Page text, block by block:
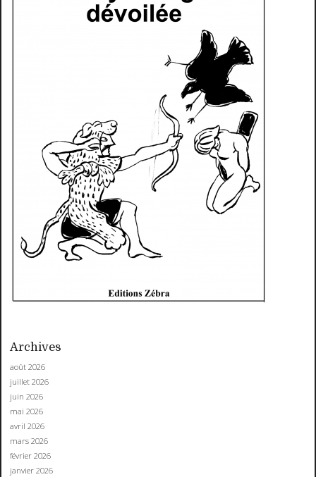
Archives
août 2026
juillet 2026
juin 2026
mai 2026
avril 2026
mars 2026
février 2026
janvier 2026